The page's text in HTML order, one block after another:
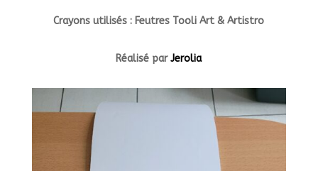
Crayons utilisés : Feutres Tooli Art & Artistro
Réalisé parJerolia